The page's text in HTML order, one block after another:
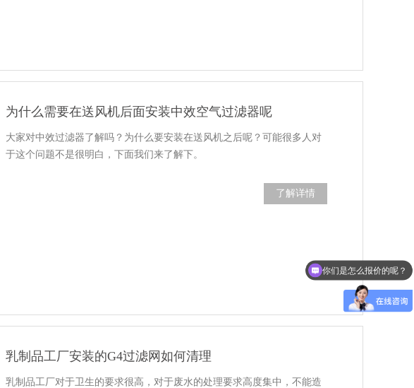
为什么需要在送风机后面安装中效空气过滤器呢
大家对中效过滤器了解吗？为什么要安装在送风机之后呢？可能很多人对
于这个问题不是很明白，下面我们来了解下。
了解详情
乳制品工厂安装的G4过滤网如何清理
乳制品工厂对于卫生的要求很高，对于废水的处理要求高度集中，不能造
你们是怎么报价的呢？